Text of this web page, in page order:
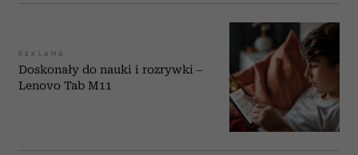
REKLAMA
Doskonały do nauki i rozrywki –
Lenovo Tab M11